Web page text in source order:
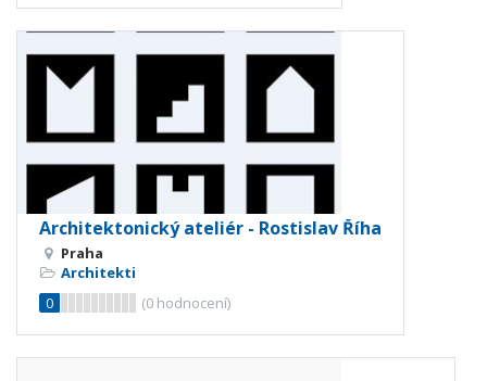
Architektonický ateliér - Rostislav Říha
Praha
Architekti
0
(0 hodnocení)